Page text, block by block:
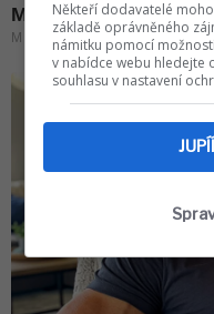
Někteří dodavatelé
základě oprávněného
námitku pomocí
v nabídce webu hledejte
souhlasu v nastavení